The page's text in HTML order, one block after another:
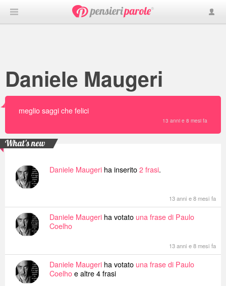
Daniele Maugeri
meglio saggi che felici
13 anni e 8 mesi fa
What's new
Daniele Maugeri ha inserito2 frasi.
13 anni e 8 mesi fa
Daniele Maugeri ha votato una frase di Paulo
Coelho
13 anni e 8 mesi fa
Daniele Maugeri ha votato una frase di Paulo
Coelhoe altre 4 frasi